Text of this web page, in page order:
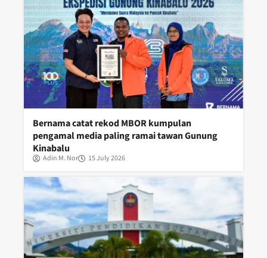
Bernama catat rekod MBOR kumpulan
pengamal media paling ramai tawan Gunung
Kinabalu
Adin M. Nor 15 July 2026